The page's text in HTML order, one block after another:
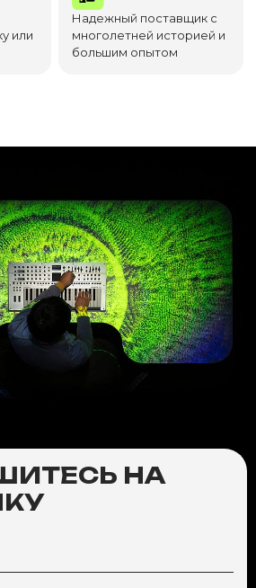
или
Надежный поставщик с
многолетней историей и
большим опытом
НА